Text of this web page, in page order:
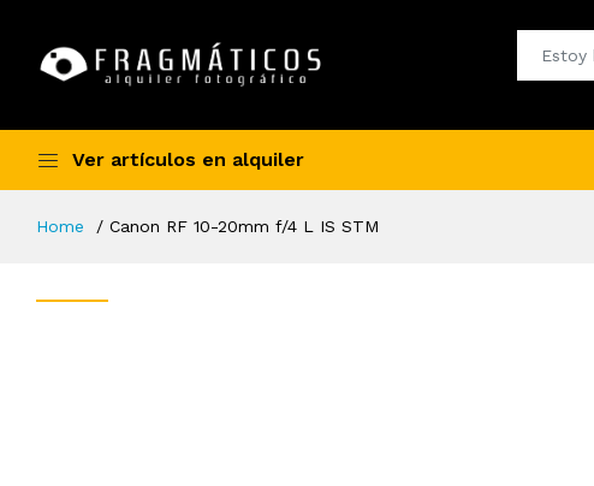
Ver artículos en alquiler
Home Canon RF 10-20mm f/4 L IS STM